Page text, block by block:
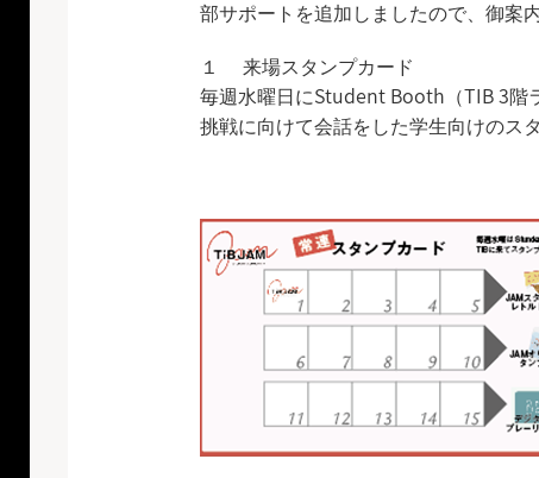
部サポートを追加しましたので、御案内
１ 来場スタンプカード
毎週水曜日にStudent Booth（TIB 3階
挑戦に向けて会話をした学生向けのス